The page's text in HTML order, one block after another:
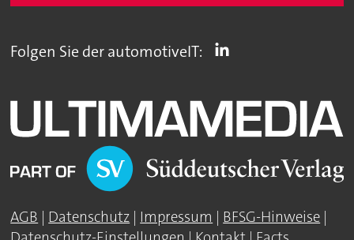
Folgen Sie der automotiveIT:
AGB | Datenschutz | Impressum | BFSG-Hinweise |